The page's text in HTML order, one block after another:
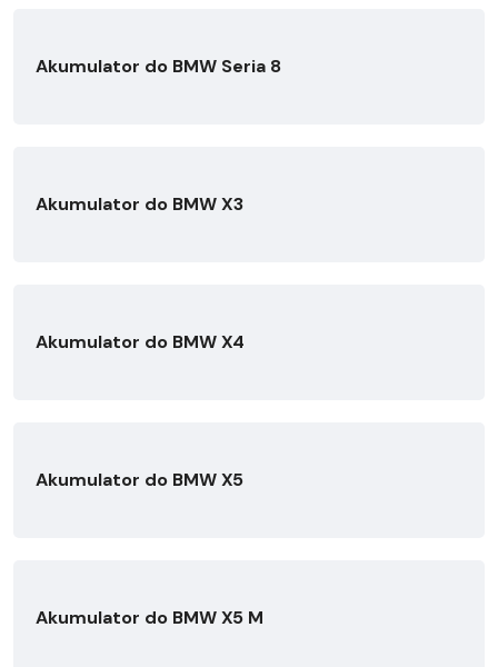
Akumulator do BMW Seria 8
Akumulator do BMW X3
Akumulator do BMW X4
Akumulator do BMW X5
Akumulator do BMW X5 M